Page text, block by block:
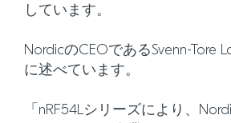
しています。
NordicのCEOであるSvenn-Tore
に述べています。
「nRF54Lシリーズにより、